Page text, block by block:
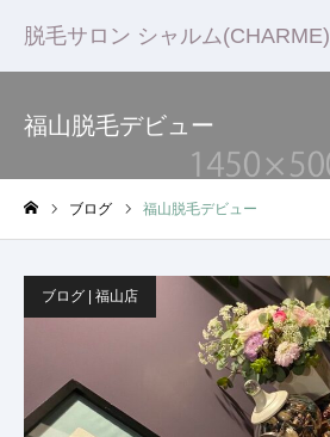
脱毛サロン シャルム(CHARME)
福山脱毛デビュー
ブログ 福山脱毛デビュー
ブログ | 福山店